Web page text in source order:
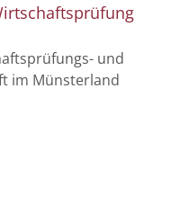
und
im Münsterland